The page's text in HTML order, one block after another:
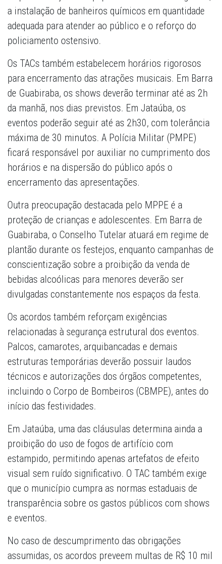
a instalação de banheiros químicos em quantidade
adequada para atender ao público e o reforço do
policiamento ostensivo.
Os TACs também estabelecem horários rigorosos
para encerramento das atrações musicais. Em Barra
de Guabiraba, os shows deverão terminar até as 2h
da manhã, nos dias previstos. Em Jataúba, os
eventos poderão seguir até as 2h30, com tolerância
máxima de 30 minutos. A Polícia Militar (PMPE)
ficará responsável por auxiliar no cumprimento dos
horários e na dispersão do público após o
encerramento das apresentações.
Outra preocupação destacada pelo MPPE é a
proteção de crianças e adolescentes. Em Barra de
Guabiraba, o Conselho Tutelar atuará em regime de
plantão durante os festejos, enquanto campanhas de
conscientização sobre a proibição da venda de
bebidas alcoólicas para menores deverão ser
divulgadas constantemente nos espaços da festa.
Os acordos também reforçam exigências
relacionadas à segurança estrutural dos eventos.
Palcos, camarotes, arquibancadas e demais
estruturas temporárias deverão possuir laudos
técnicos e autorizações dos órgãos competentes,
incluindo o Corpo de Bombeiros (CBMPE), antes do
início das festividades.
Em Jataúba, uma das cláusulas determina ainda a
proibição do uso de fogos de artifício com
estampido, permitindo apenas artefatos de efeito
visual sem ruído significativo. O TAC também exige
que o município cumpra as normas estaduais de
transparência sobre os gastos públicos com shows
e eventos.
No caso de descumprimento das obrigações
assumidas, os acordos preveem multas de R$ 10 mil